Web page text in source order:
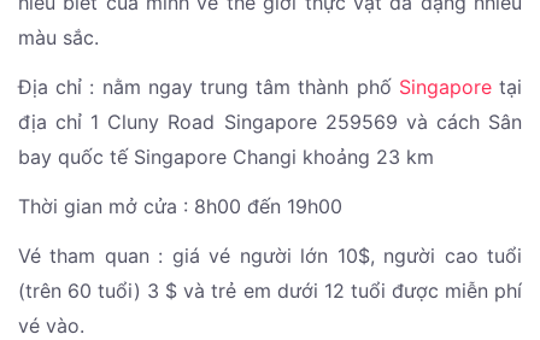
màu sắc.
Địa chỉ : nằm ngay trung tâm thành phố Singaporetại
địa chỉ 1 Cluny Road Singapore 259569 và cách Sân
bay quốc tế Singapore Changi khoảng 23 km
Thời gian mở cửa : 8h00 đến 19h00
Vé tham quan : giá vé người lớn 10$, người cao tuổi
(trên 60 tuổi) 3 $ và trẻ em dưới 12 tuổi được miễn phí
vé vào.